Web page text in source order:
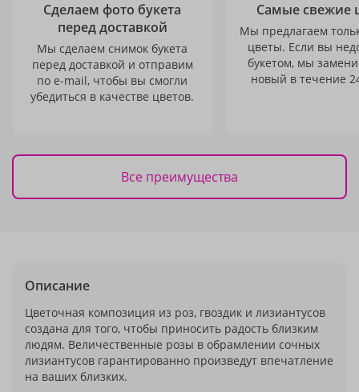
Сделаем фото букета
перед доставкой
Мы сделаем снимок букета
перед доставкой и отправим
по e-mail, чтобы вы смогли
убедиться в качестве цветов.
Самые свежие
Мы предлагаем
цветы. Если вы
букетом, мы
новый в течение
Все преимущества
Описание
Цветочная композиция из роз, гвоздик и лизиантусов
создана для того, чтобы приносить радость близким
людям. Величественные розы в обрамлении сочных
лизиантусов гарантированно произведут впечатление
на ваших близких.